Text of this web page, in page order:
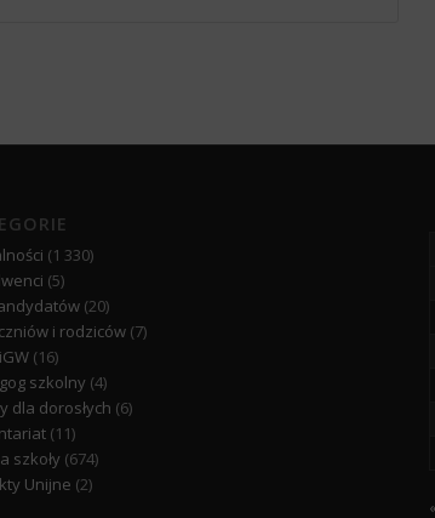
(1 330)
(5)
(20)
i rodziców(7)
(16)
szkolny (4)
dla dorosłych (6)
(11)
szkoły (674)
Unijne (2)